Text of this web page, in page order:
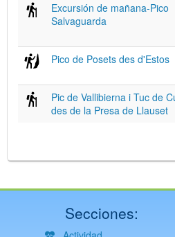
Excursión de mañana-Pico
Salvaguarda
Pico de Posets des d'Estos
Pic de Vallibierna i Tuc de
des de la Presa de Llauset
Secciones: